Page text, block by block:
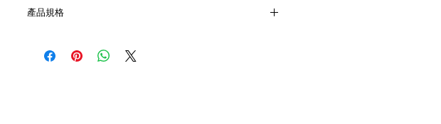
產品規格
- 中調：琥珀、黑胡椒